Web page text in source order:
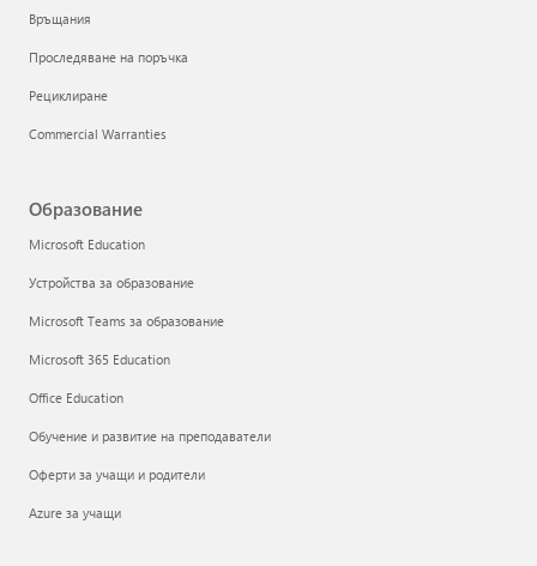
Връщания
Проследяване на поръчка
Рециклиране
Commercial Warranties
Образование
Microsoft Education
Устройства за образование
Microsoft Teams за образование
Microsoft 365 Education
Office Education
Обучение и развитие на преподаватели
Оферти за учащи и родители
Azure за учащи